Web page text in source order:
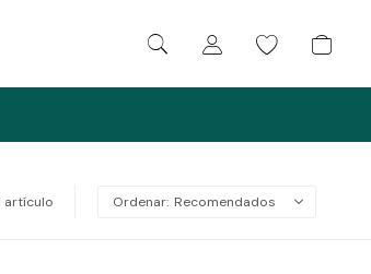
artículo Recomendados